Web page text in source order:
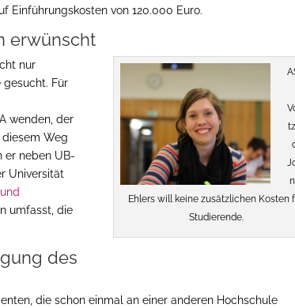
Einführungskosten von 120.000 Euro.
erwünscht
Ehlers will keine zusätzlichen Kosten
Studierende.
nur
gesucht. Für
wenden, der
Weg
er neben UB-
Universität
umfasst, die
des
die schon einmal an einer anderen Hochschule